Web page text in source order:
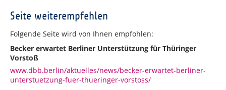
Seite weiterempfehlen
Folgende Seite wird von Ihnen empfohlen:
Becker erwartet Berliner Unterstützung für Thüringer
Vorstoß
www.dbb.berlin/aktuelles/news/becker-erwartet-berliner-
unterstuetzung-fuer-thueringer-vorstoss/